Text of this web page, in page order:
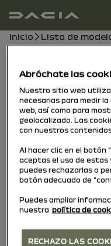
Manual de usuario
Ruta de
Inicio Lista de
30/
Explorar Manual
Buscar
Sin resultados
Abróchate las
Nuestro sitio web
necesarias para medir
web, así como para
geolocalizado. Las
con nuestros
Al hacer clic en el botón
aceptas el uso de
puedes rechazarlas o
botón adecuado de
Puedes ampliar
nuestra política de
RECHAZO LAS